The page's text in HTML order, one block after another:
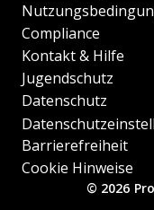
Compliance
Kontakt & Hilfe
Jugendschutz
Datenschutz
Barrierefreiheit
Cookie Hinweise
© 2026